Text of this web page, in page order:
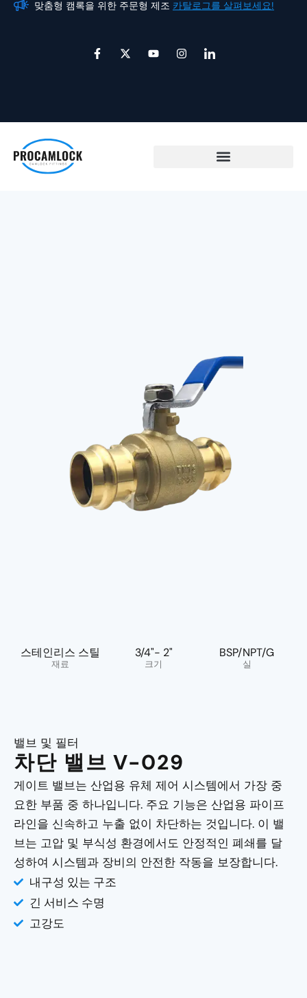
뛰
맞춤형 캠록을 위한 주문형 제조 카탈로그를 살펴보세요!
페
이
X
-
유
튜
인
스
아
이
인
스테인리스 스틸
재료
3/4"- 2"
크기
BSP/NPT/G
실
밸브 및 필터
차단 밸브 V-029
게이트 밸브는 산업용 유체 제어 시스템에서 가장 중
요한 부품 중 하나입니다. 주요 기능은 산업용 파이프
라인을 신속하고 누출 없이 차단하는 것입니다. 이 밸
브는 고압 및 부식성 환경에서도 안정적인 폐쇄를 달
성하여 시스템과 장비의 안전한 작동을 보장합니다.
내구성 있는 구조
긴 서비스 수명
고강도